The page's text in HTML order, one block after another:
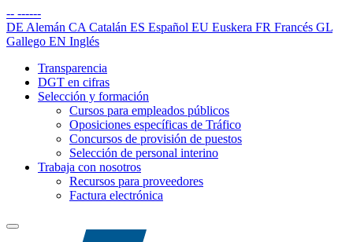
-- ------
DE Alemán CA Catalán ES Español EU Euskera FR Francés GL
Gallego EN Inglés
Transparencia
DGT en cifras
Selección y formación
Cursos para empleados públicos
Oposiciones específicas de Tráfico
Concursos de provisión de puestos
Selección de personal interino
Trabaja con nosotros
Recursos para proveedores
Factura electrónica